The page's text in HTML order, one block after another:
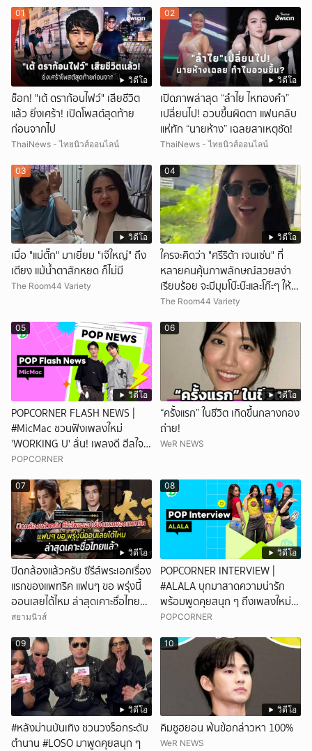
วิดีโอ
01
ช็อก! "เต้ ดราก้อนไฟว์" เสียชีวิต
แล้ว ยิ่งเศร้า! เปิดโพสต์สุดท้าย
ก่อนจากไป
ThaiNews - ไทยนิวส์ออนไลน์
วิดีโอ
02
เปิดภาพล่าสุด “ลำไย ไหทองคำ”
เปลี่ยนไป! อวบขึ้นผิดตา แฟนคลับ
แห่ทัก “นายห้าง” เฉลยสาเหตุชัด!
ThaiNews - ไทยนิวส์ออนไลน์
วิดีโอ
03
เมื่อ "แม่ตั๊ก" มาเยี่ยม "เจ๊ใหญ่" ถึง
เตียง แม้น้ำตาสักหยด ก็ไม่มี
The Room44 Variety
วิดีโอ
04
ใครจะคิดว่า "ศรีริต้า เจนเซ่น" ที่
หลายคนคุ้นภาพลักษณ์สวยสง่า
เรียบร้อย จะมีมุมโบ๊ะบ๊ะและโก๊ะๆ ให้ได้
อมยิ้มเหมือนกัน งานนี้ทำเอาแฟนๆ
The Room44 Variety
วิดีโอ
05
POPCORNER FLASH NEWS |
#MicMac ชวนฟังเพลงใหม่
'WORKING U' ลั่น! เพลงดี ฮีลใจ
เปิดฟังได้ทุกสถานการณ์
POPCORNER
วิดีโอ
06
“ครั้งแรก” ในชีวิต เกิดขึ้นกลางกอง
ถ่าย!
WeR NEWS
วิดีโอ
07
ปิดกล้องแล้วครับ ซีรีส์พระเอกเรื่อง
แรกของแพทริค แฟนๆ ขอ พรุ่งนี้
ออนเลยได้ไหม ล่าสุดเคาะชื่อไทย
แล้ว
สยามนิวส์
วิดีโอ
08
POPCORNER INTERVIEW |
#ALALA บุกมาสาดความน่ารัก
พร้อมพูดคุยสนุก ๆ ถึงเพลงใหม่
'ON&OFF'
POPCORNER
วิดีโอ
09
#หลังม่านบันเทิง ชวนวงร็อกระดับ
ตำนาน #LOSO มาพูดคุยสนุก ๆ
วิดีโอ
10
คิมซูฮยอน พ้นข้อกล่าวหา 100%
WeR NEWS